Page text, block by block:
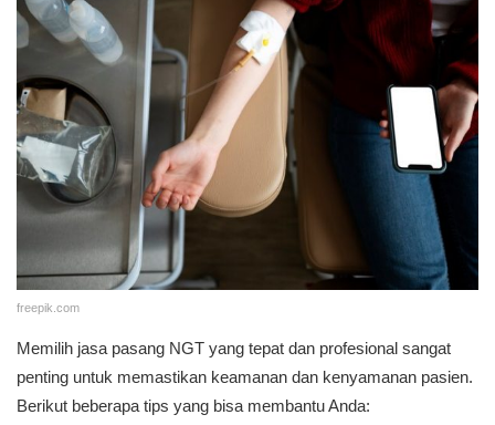
freepik.com
Memilih jasa pasang NGT yang tepat dan profesional sangat
penting untuk memastikan keamanan dan kenyamanan pasien.
Berikut beberapa tips yang bisa membantu Anda: